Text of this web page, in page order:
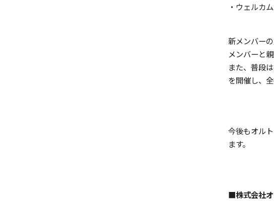
・ウェルカ
新メンバー
メンバーと
また、普段
を開催し、
今後もオル
ます。
■株式会社